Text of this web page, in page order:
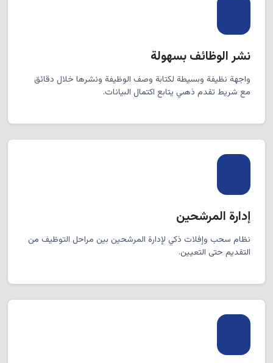
نشر الوظائف بسهولة
واجهة نظيفة وبسيطة لكتابة وصف الوظيفة ونشرها خلال دقائق
مع شريط تقدم ذهبي يتابع اكتمال البيانات.
إدارة المرشحين
نظام سحب وإفلات ذكي لإدارة المرشحين بين مراحل التوظيف من
التقديم حتى التعيين.